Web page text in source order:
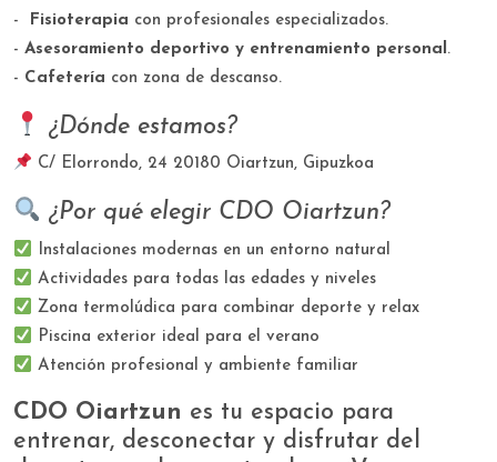
- Fisioterapia con profesionales especializados.
- Asesoramiento deportivo y entrenamiento personal .
- Cafetería con zona de descanso.
¿Dónde estamos?
C/ Elorrondo, 24 20180 Oiartzun, Gipuzkoa
¿Por qué elegir CDO Oiartzun?
​ Instalaciones modernas en un entorno natural
​ Actividades para todas las edades y niveles
​ Zona termolúdica para combinar deporte y relax
​ Piscina exterior ideal para el verano
​ Atención profesional y ambiente familiar
CDO Oiartzun es tu espacio para
entrenar, desconectar y disfrutar del